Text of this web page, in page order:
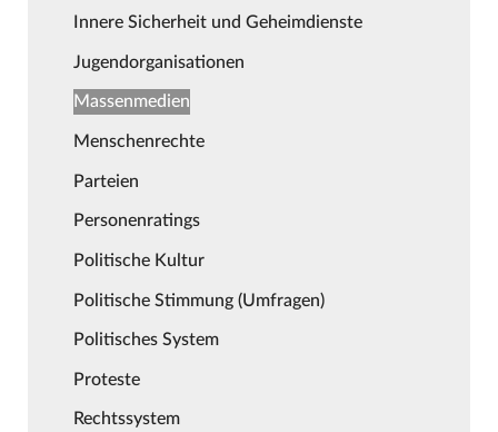
Innere Sicherheit und Geheimdienste
Jugendorganisationen
Massenmedien
Menschenrechte
Parteien
Personenratings
Politische Kultur
Politische Stimmung (Umfragen)
Politisches System
Proteste
Rechtssystem